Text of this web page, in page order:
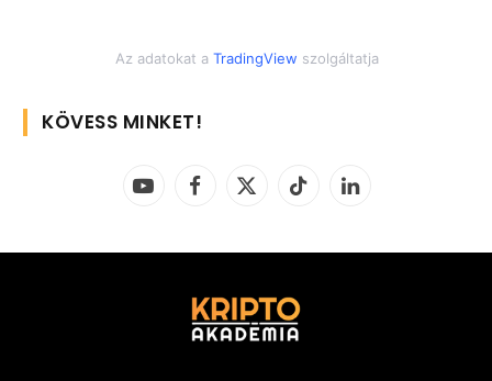
Az adatokat a TradingView szolgáltatja
KÖVESS MINKET!
YouTubeFacebook
X
TikTok LinkedIn